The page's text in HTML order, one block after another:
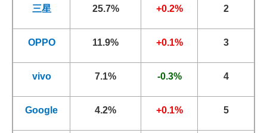
三星 25.7% +0.2% 2
OPPO 11.9% +0.1% 3
vivo 7.1% -0.3% 4
Google 4.2% +0.1% 5